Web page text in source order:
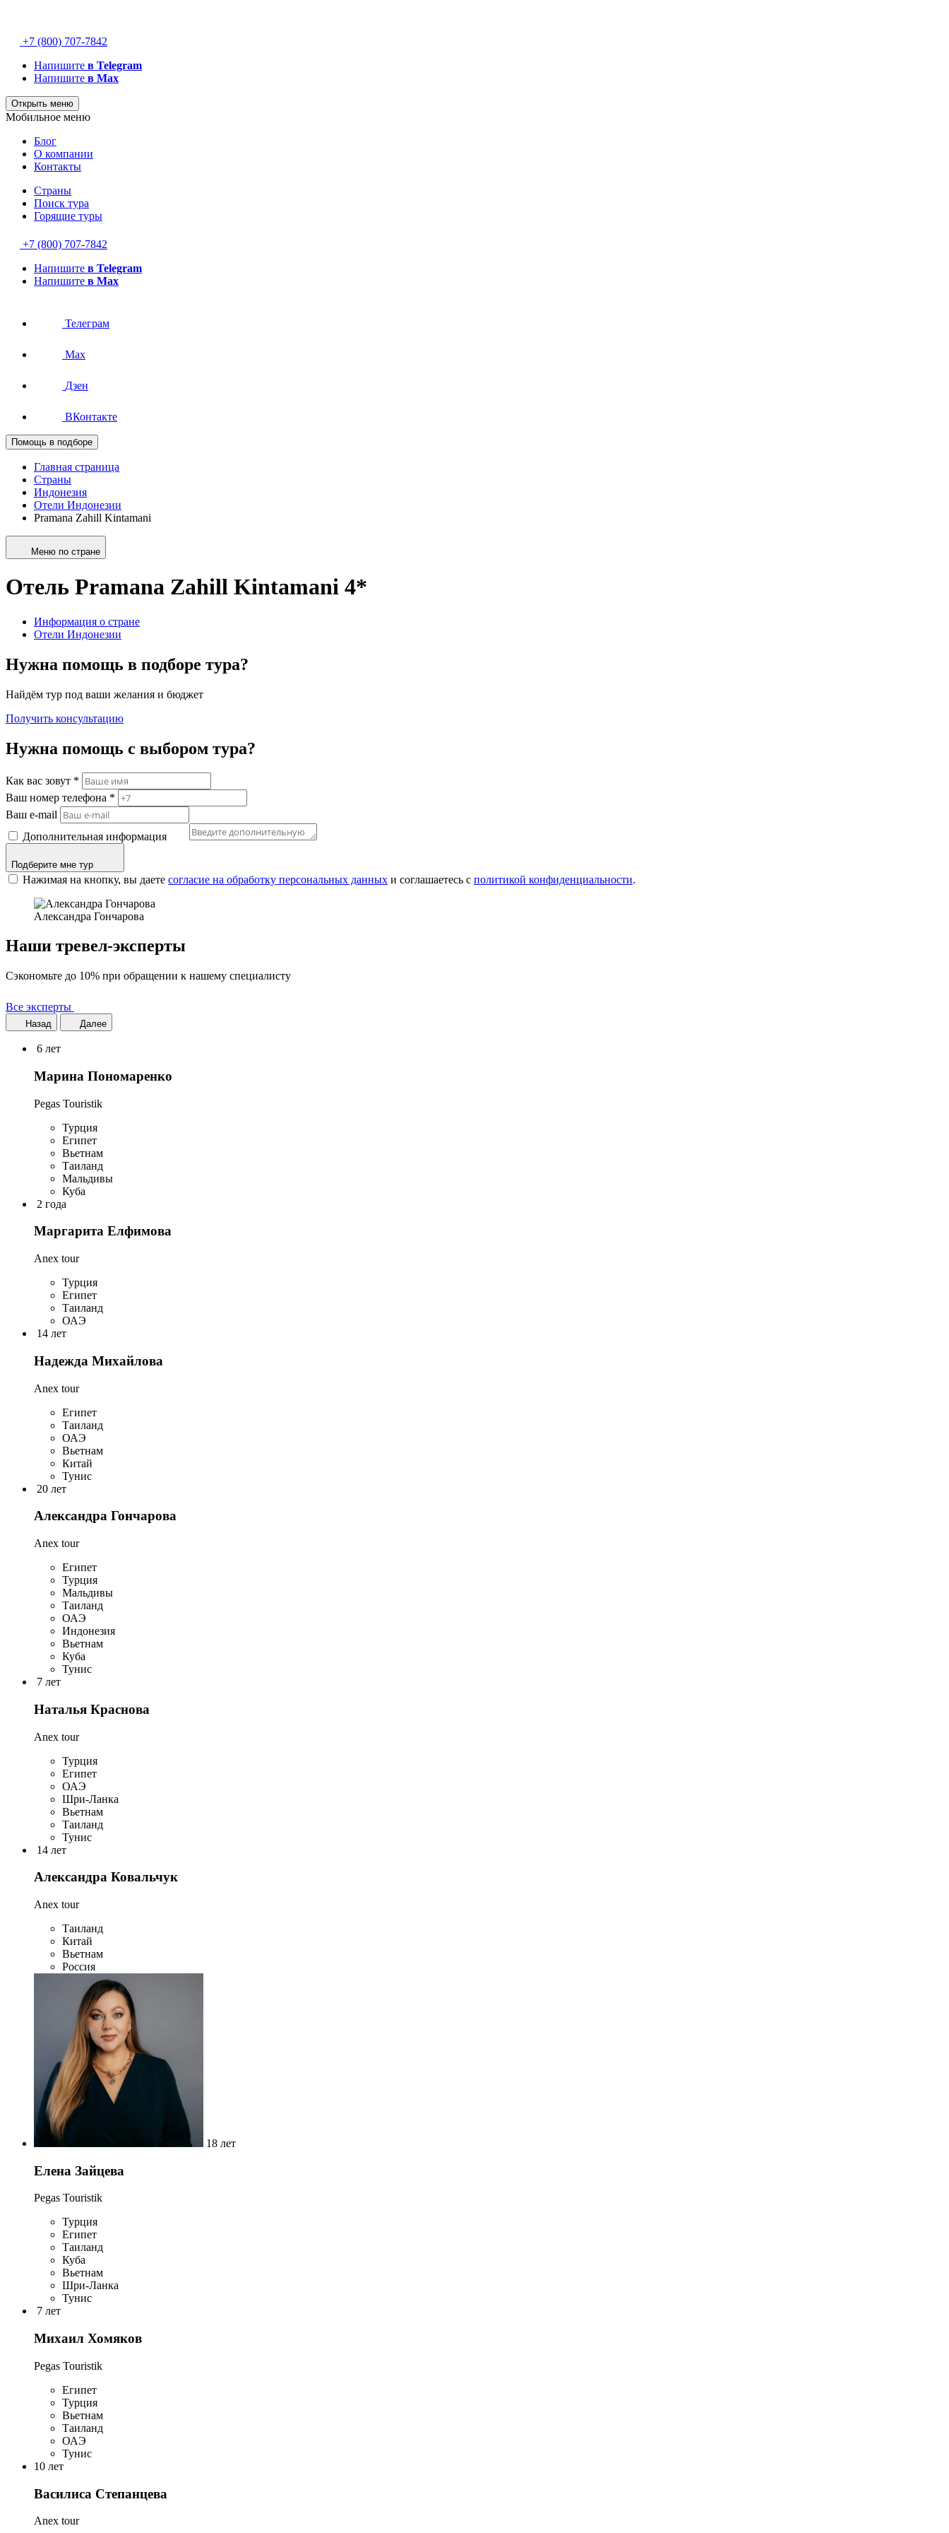
+7 (800) 707-7842
Напишите в Telegram
Напишите в Max
Открыть меню
Мобильное меню
Блог
О компании
Контакты
Страны
Поиск тура
Горящие туры
+7 (800) 707-7842
Напишите в Telegram
Напишите в Max
Телеграм
Max
Дзен
ВКонтакте
Помощь в подборе
Главная страница
Страны
Индонезия
Отели Индонезии
Pramana Zahill Kintamani
Меню по стране
Отель Pramana Zahill Kintamani 4*
Информация о стране
Отели Индонезии
Нужна помощь в подборе тура?
Найдём тур под ваши желания и бюджет
Получить консультацию
Нужна помощь с выбором тура?
Как вас зовут *
Ваш номер телефона *
Ваш e-mail
Дополнительная информация
Подберите мне тур
Нажимая на кнопку, вы даете согласие на обработку персональных данных и соглашаетесь c политикой конфиденциальности.
Александра Гончарова
Наши тревел-эксперты
Сэкономьте до 10% при обращении к нашему специалисту
Все эксперты
Назад Далее
6 лет
Марина Пономаренко
Pegas Touristik
Турция
Египет
Вьетнам
Таиланд
Мальдивы
Куба
2 года
Маргарита Елфимова
Anex tour
Турция
Египет
Таиланд
ОАЭ
14 лет
Надежда Михайлова
Anex tour
Египет
Таиланд
ОАЭ
Вьетнам
Китай
Тунис
20 лет
Александра Гончарова
Anex tour
Египет
Турция
Мальдивы
Таиланд
ОАЭ
Индонезия
Вьетнам
Куба
Тунис
7 лет
Наталья Краснова
Anex tour
Турция
Египет
ОАЭ
Шри-Ланка
Вьетнам
Таиланд
Тунис
14 лет
Александра Ковальчук
Anex tour
Таиланд
Китай
Вьетнам
Россия
18 лет
Елена Зайцева
Pegas Touristik
Турция
Египет
Таиланд
Куба
Вьетнам
Шри-Ланка
Тунис
7 лет
Михаил Хомяков
Pegas Touristik
Египет
Турция
Вьетнам
Таиланд
ОАЭ
Тунис
10 лет
Василиса Степанцева
Anex tour